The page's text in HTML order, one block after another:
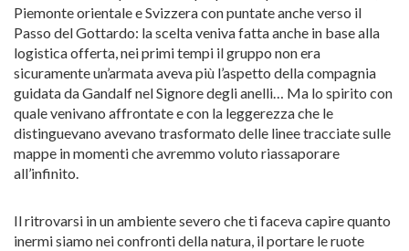
Piemonte orientale e Svizzera con puntate anche verso il
Passo del Gottardo: la scelta veniva fatta anche in base alla
logistica offerta, nei primi tempi il gruppo non era
sicuramente un’armata aveva più l’aspetto della compagnia
guidata da Gandalf nel Signore degli anelli… Ma lo spirito con
quale venivano affrontate e con la leggerezza che le
distinguevano avevano trasformato delle linee tracciate sulle
mappe in momenti che avremmo voluto riassaporare
all’infinito.
Il ritrovarsi in un ambiente severo che ti faceva capire quanto
inermi siamo nei confronti della natura, il portare le ruote